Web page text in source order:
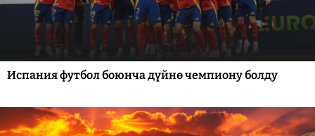
Испания футбол боюнча дүйнө чемпиону болду